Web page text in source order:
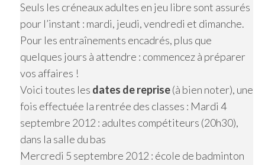
Seuls les créneaux adultes en jeu libre sont assurés
pour l’instant : mardi, jeudi, vendredi et dimanche.
Pour les entraînements encadrés, plus que
quelques jours à attendre : commencez à préparer
vos affaires !
Voici toutes les dates de reprise(à bien noter), une
fois effectuée la rentrée des classes : Mardi 4
septembre 2012 : adultes compétiteurs (20h30),
dans la salle du bas
Mercredi 5 septembre 2012 : école de badminton